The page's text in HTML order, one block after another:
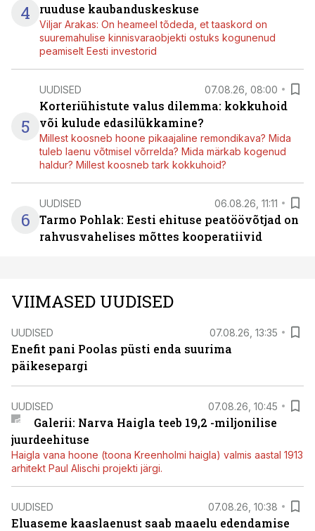
4
ruuduse kaubanduskeskuse
Viljar Arakas: On heameel tõdeda, et taaskord on
suuremahulise kinnisvaraobjekti ostuks kogunenud
peamiselt Eesti investorid
5
UUDISED 07.08.26, 08:00
Korteriühistute valus dilemma: kokkuhoid
või kulude edasilükkamine?
Millest koosneb hoone pikaajaline remondikava? Mida
tuleb laenu võtmisel võrrelda? Mida märkab kogenud
haldur? Millest koosneb tark kokkuhoid?
6
UUDISED 06.08.26, 11:11
Tarmo Pohlak: Eesti ehituse peatöövõtjad on
rahvusvahelises mõttes kooperatiivid
VIIMASED UUDISED
UUDISED 07.08.26, 13:35
Enefit pani Poolas püsti enda suurima
päikesepargi
UUDISED 07.08.26, 10:45
Galerii: Narva Haigla teeb 19,2 -miljonilise
juurdeehituse
Haigla vana hoone (toona Kreenholmi haigla) valmis aastal 1913
arhitekt Paul Alischi projekti järgi.
UUDISED 07.08.26, 10:38
Eluaseme kaaslaenust saab maaelu edendamise